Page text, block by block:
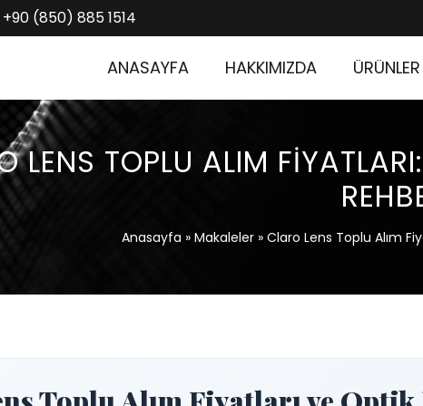
+90 (850) 885 1514
ANASAYFA HAKKIMIZDA ÜRÜNLER
LENS TOPLU ALIM
Anasayfa » Makaleler » Claro Lens Toplu Alım